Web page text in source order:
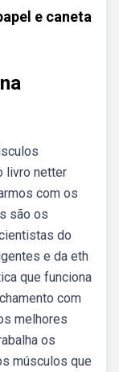
e caneta
livro netter
com os
são os
do
e da eth
que funciona
com
melhores
os
músculos que